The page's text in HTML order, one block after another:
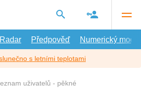
Radar Předpověď Numerický model
s letními teplotami
uživatelů - pěkné